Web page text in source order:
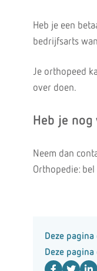
Heb je een
bedrijfsarts
Je orthopeed
over doen.
Heb je nog
Neem dan
Orthopedie:
Deze
Deze pagina